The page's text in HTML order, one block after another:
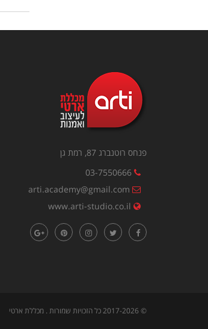
פנחס רוטנברג 87, רמת גן
03-7550666
arti.academy@gmail.com
www.arti-studio.co.il
©
2017-2026כל הזכויות שמורות . מכללת ארטי